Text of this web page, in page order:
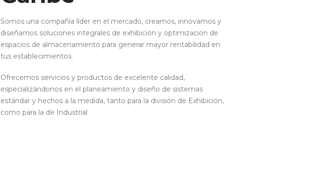
Somos una compañía líder en el mercado, creamos, innovamos y
diseñamos soluciones integrales de exhibición y optimización de
espacios de almacenamiento para generar mayor rentabilidad en
tus establecimientos.
Ofrecemos servicios y productos de excelente calidad,
especializándonos en el planeamiento y diseño de sistemas
estándar y hechos a la medida, tanto para la división de Exhibición,
como para la de Industrial